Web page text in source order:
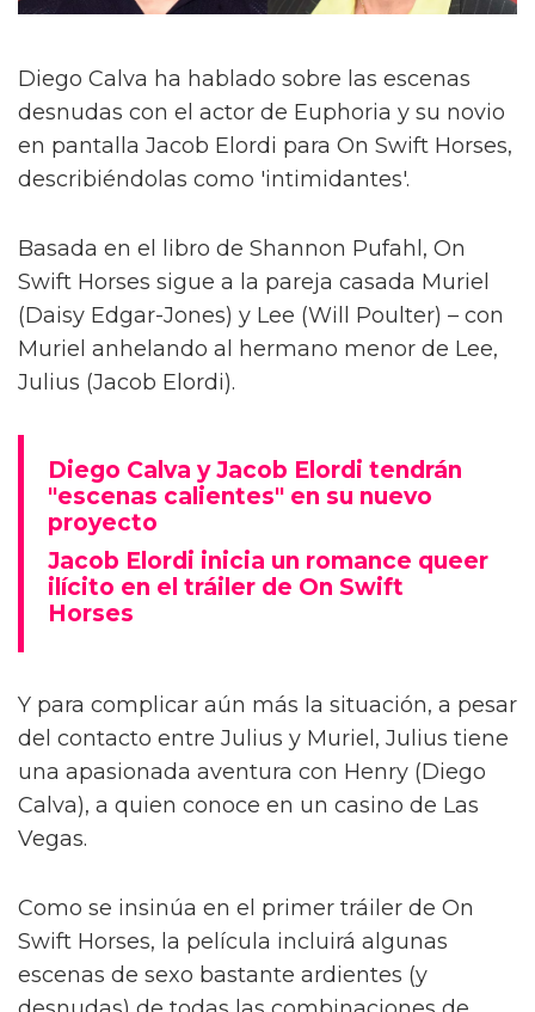
Diego Calva ha hablado sobre las escenas
desnudas con el actor de Euphoria y su novio
en pantalla Jacob Elordi para On Swift Horses,
describiéndolas como 'intimidantes'.
Basada en el libro de Shannon Pufahl, On
Swift Horses sigue a la pareja casada Muriel
(Daisy Edgar-Jones) y Lee (Will Poulter) – con
Muriel anhelando al hermano menor de Lee,
Julius (Jacob Elordi).
Diego Calva y Jacob Elordi tendrán
"escenas calientes" en su nuevo
proyecto
Jacob Elordi inicia un romance queer
ilícito en el tráiler de On Swift
Horses
Y para complicar aún más la situación, a pesar
del contacto entre Julius y Muriel, Julius tiene
una apasionada aventura con Henry (Diego
Calva), a quien conoce en un casino de Las
Vegas.
Como se insinúa en el primer tráiler de On
Swift Horses, la película incluirá algunas
escenas de sexo bastante ardientes (y